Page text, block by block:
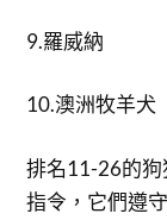
9.羅威納
10.澳洲牧羊犬
排名11-26的
指令，它們遵